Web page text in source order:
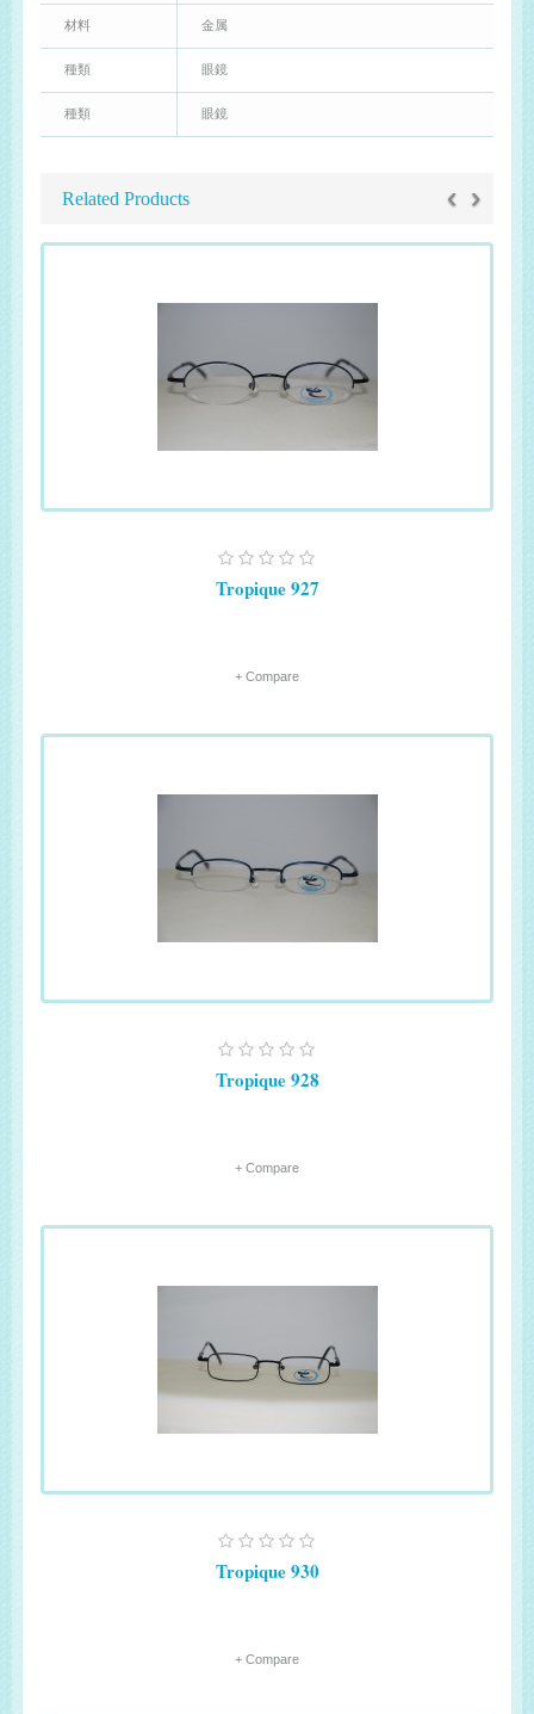
材料 金属
種類 眼鏡
種類 眼鏡
Related Products ‹ ›
Tropique 927
+ Compare
Tropique 928
+ Compare
Tropique 930
+ Compare